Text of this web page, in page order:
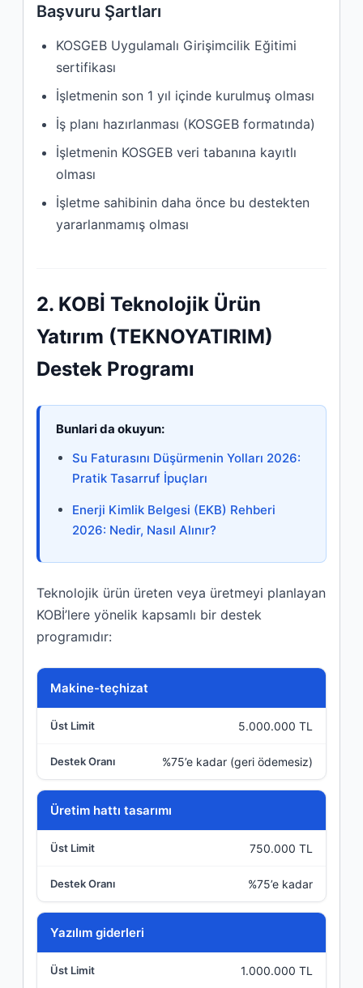
Başvuru Şartları
KOSGEB Uygulamalı Girişimcilik Eğitimi
sertifikası
İşletmenin son 1 yıl içinde kurulmuş olması
İş planı hazırlanması (KOSGEB formatında)
İşletmenin KOSGEB veri tabanına kayıtlı
olması
İşletme sahibinin daha önce bu destekten
yararlanmamış olması
2. KOBİ Teknolojik Ürün
Yatırım (TEKNOYATIRIM)
Destek Programı
Bunlari da okuyun:
Su Faturasını Düşürmenin Yolları 2026:
Pratik Tasarruf İpuçları
Enerji Kimlik Belgesi (EKB) Rehberi
2026: Nedir, Nasıl Alınır?
Teknolojik ürün üreten veya üretmeyi planlayan
KOBİ’lere yönelik kapsamlı bir destek
programıdır:
Destek Kalemi
Üst Limit
Destek Oranı
Makine-teçhizat
5.000.000 TL
%75’e kadar (geri ödemesiz)
Üretim hattı tasarımı
750.000 TL
%75’e kadar
Yazılım giderleri
1.000.000 TL